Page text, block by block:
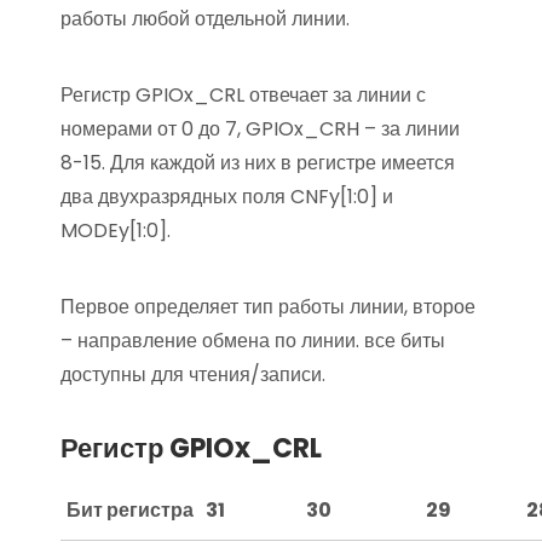
работы любой отдельной линии.
Регистр GPIOx_CRL отвечает за линии с
номерами от 0 до 7, GPIOx_CRH – за линии
8-15. Для каждой из них в регистре имеется
два двухразрядных поля CNFy[1:0] и
MODEy[1:0].
Первое определяет тип работы линии, второе
– направление обмена по линии. все биты
доступны для чтения/записи.
Регистр GPIOx_CRL
Битрегистра 31 30 29